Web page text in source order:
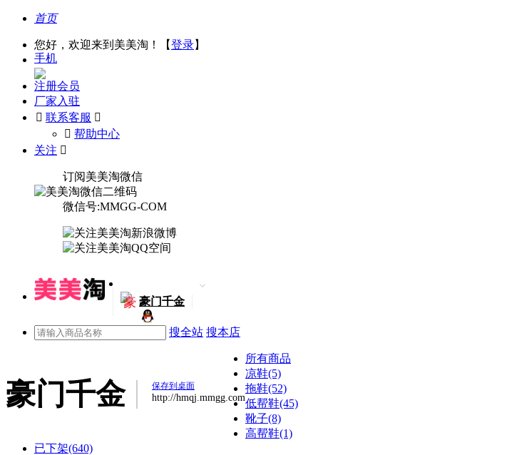
首页
您好，欢迎来到美美淘！【登录】
手机
注册会员
厂家入驻
 联系客服 
󰅃 帮助中心
关注 
订阅美美淘微信
微信号:MMGG-COM
豪 豪门千金
搜全站 搜本店
豪门千金 保存到桌面
http://hmqj.mmgg.com
所有商品
凉鞋(5)
拖鞋(52)
低帮鞋(45)
靴子(8)
高帮鞋(1)
已下架(640)